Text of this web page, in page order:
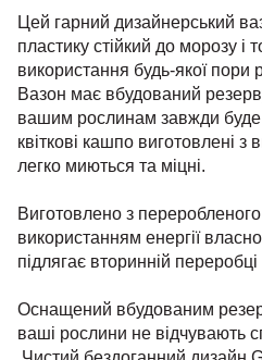
Цей гарний дизайнерський
пластику стійкий до морозу і
використання будь-якої пори
Вазон має вбудований
вашим рослинам завжди буде
квіткові кашпо виготовлені з
легко миються та міцні.
Виготовлено з переробленого
використанням енергії
підлягає вторинній переробці
Оснащений вбудованим
ваші рослини не відчувають